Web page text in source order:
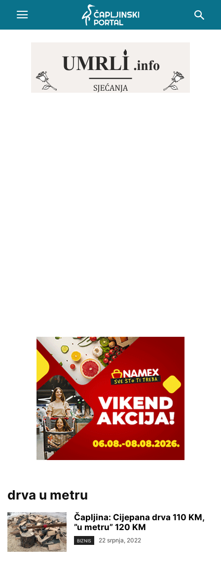
drva u metru
Čapljina: Cijepana drva 110 KM,
”u metru” 120 KM
BIZNIS 22 srpnja, 2022